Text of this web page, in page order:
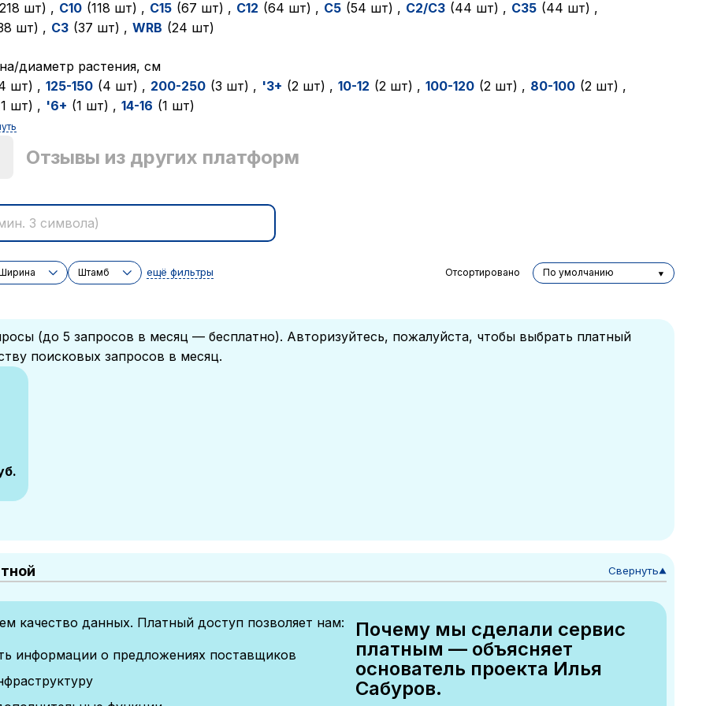
шт) , C10 (118 шт) , C15 (67 шт) , C12 (64 шт) , C5 (54 шт) , C2/C3 (44 шт) , C35 (44 шт) ,
шт) , C3 (37 шт) , WRB (24 шт)
диаметр растения, см
шт) , 125-150 (4 шт) , 200-250 (3 шт) , '3+ (2 шт) , 10-12 (2 шт) , 100-120 (2 шт) , 80-100 (2 шт) ,
шт) , '6+ (1 шт) , 14-16 (1 шт)
Отзывы из других платформ
Штамб ещё фильтры Отсортировано По умолчанию
(до 5 запросов в месяц — бесплатно). Авторизуйтесь, пожалуйста, чтобы выбрать платный
поисковых запросов в месяц.
Свернуть▼
качество данных. Платный доступ позволяет нам:
информации о предложениях поставщиков
Почему мы сделали сервис
платным — объясняет
основатель проекта Илья
Сабуров.